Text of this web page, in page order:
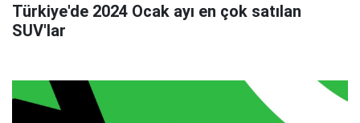
Türkiye'de 2024 Ocak ayı en çok satılan
SUV'lar